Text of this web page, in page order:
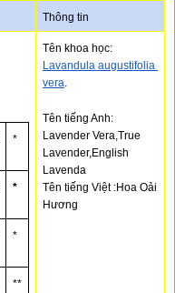
Thông tin
*
*
*
**
Lavandula augustifolia
vera.
Tên tiếng Anh:
Lavender Vera,True
Lavender,English
Lavenda
Tên tiếng Việt :Hoa Oải
Hương